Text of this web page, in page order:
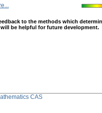
to the methods which
will be helpful for future development.
CAS